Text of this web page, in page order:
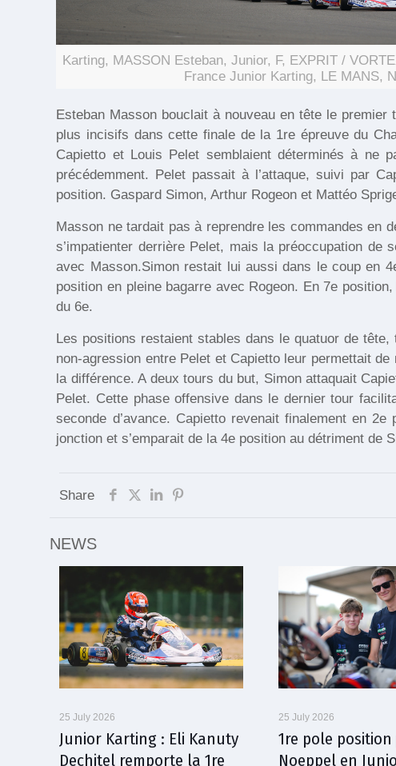
Karting, MASSON Esteban, Junior, F, EXPRIT /
France Junior Karting, LE MANS,
Esteban Masson bouclait à nouveau en tête le
plus incisifs dans cette finale de la 1re épreuve du
Capietto et Louis Pelet semblaient déterminés à ne
précédemment. Pelet passait à l’attaque, suivi par
position. Gaspard Simon, Arthur Rogeon et Mattéo
Masson ne tardait pas à reprendre les commandes en
s’impatienter derrière Pelet, mais la préoccupation de
avec Masson.Simon restait lui aussi dans le coup en
position en pleine bagarre avec Rogeon. En 7e
du 6e.
Les positions restaient stables dans le quatuor de
non-agression entre Pelet et Capietto leur permettait
la différence. A deux tours du but, Simon attaquait
Pelet. Cette phase offensive dans le dernier tour
seconde d’avance. Capietto revenait finalement en
jonction et s’emparait de la 4e position au détriment de
Share
NEWS
25 July 2026
Junior Karting : Eli Kanuty
Dechitel remporte la 1re
25 July 2026
1re pole
Noeppel en